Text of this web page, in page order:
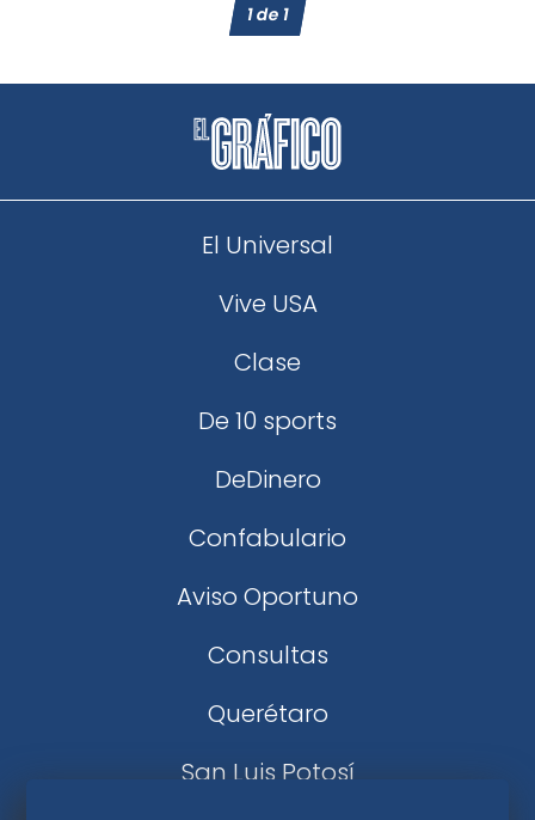
1de1
El Universal
Vive USA
Clase
De 10 sports
DeDinero
Confabulario
Aviso Oportuno
Consultas
Querétaro
San Luis Potosí